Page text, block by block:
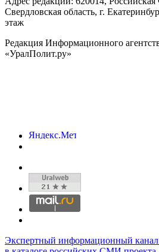
Свердловская область, г.
этаж
Редакция Информационного
«УралПолит.ру»
Экспертный информационный